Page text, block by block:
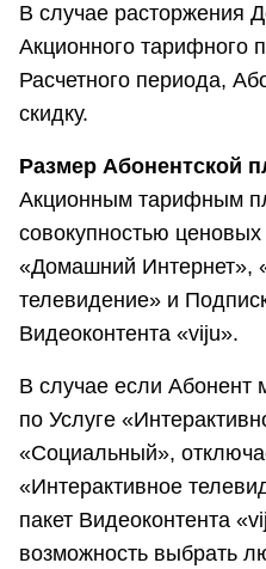
В случае расторжения
Акционного тарифного
Расчетного периода,
скидку.
Размер Абонентской
Акционным тарифным
совокупностью
«Домашний Интернет»,
телевидение» и
Видеоконтента «viju».
В случае если Абонент
по Услуге
«Социальный»,
«Интерактивное
пакет Видеоконтента
возможность выбрать